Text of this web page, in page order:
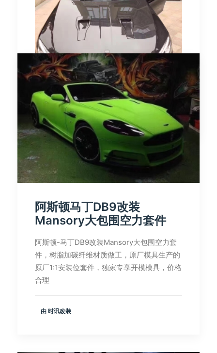
由 时讯改装
阿斯顿马丁DB9改装
Mansory大包围空力套件
阿斯顿-马丁DB9改装Mansory大包围空力套
件，树脂加碳纤维材质做工，原厂模具生产的
原厂1:1安装位套件，独家专享开模模具，价格
合理
由 时讯改装